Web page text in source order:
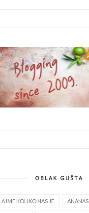
OBLAK GUŠTA
AJME KOLIKO NAS JE ANANAS